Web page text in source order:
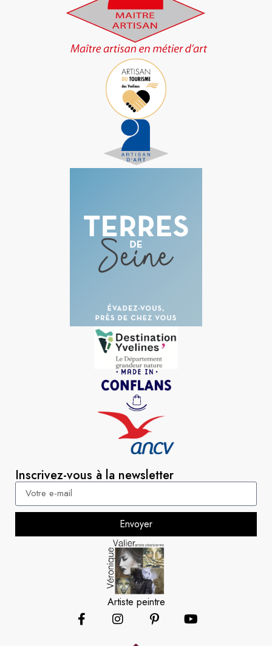
Inscrivez-vous à la newsletter
Envoyer
Artiste peintre